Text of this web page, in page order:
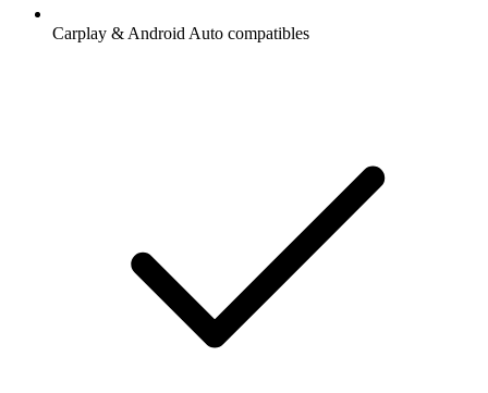
Carplay & Android Auto compatibles